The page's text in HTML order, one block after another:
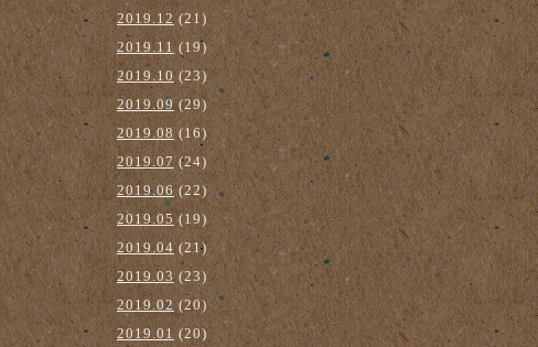
2019.12(21)
2019.11(19)
2019.10(23)
2019.09(29)
2019.08 (16)
2019.07 (24)
2019.06(22)
2019.05(19)
2019.04(21)
2019.03(23)
2019.02 (20)
2019.01(20)